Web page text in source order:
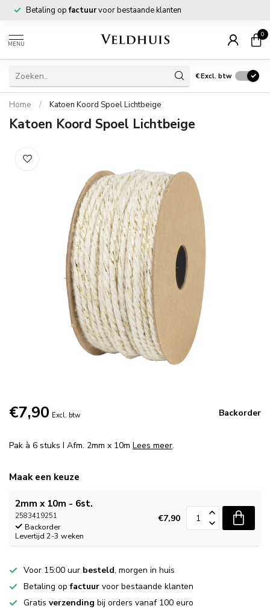
Betaling opfactuurvoor bestaande klanten
MENU
0
€Excl. btw
Home / Katoen Koord Spoel Lichtbeige
Katoen Koord Spoel Lichtbeige
€7,90 Excl. btw Backorder
Pak à 6 stuks I Afm. 2mm x 10m Lees meer.
Maak een keuze
2mm x 10m - 6st.
2583419251
Backorder
Levertijd 2-3 weken
€7,90
Voor 15:00 uur besteld, morgen in huis
Betaling opfactuur voor bestaande klanten
Gratis verzending bij orders vanaf 100 euro